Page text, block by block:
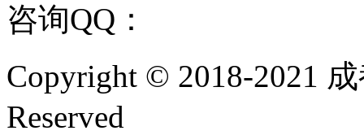
咨询QQ：
Copyright © 2018-2021
Reserved